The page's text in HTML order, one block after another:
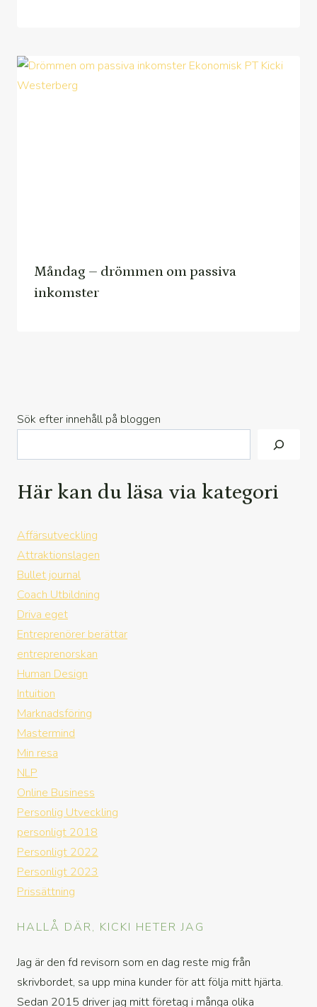
Måndag – drömmen om passiva
inkomster
Sök efter innehåll på bloggen
Här kan du läsa via kategori
Affärsutveckling
Attraktionslagen
Bullet journal
Coach Utbildning
Driva eget
Entreprenörer berättar
entreprenorskan
Human Design
Intuition
Marknadsföring
Mastermind
Min resa
NLP
Online Business
Personlig Utveckling
personligt 2018
Personligt 2022
Personligt 2023
Prissättning
HALLÅ DÄR, KICKI HETER JAG
Jag är den fd revisorn som en dag reste mig från
skrivbordet, sa upp mina kunder för att följa mitt hjärta.
Sedan 2015 driver jag mitt företag i många olika